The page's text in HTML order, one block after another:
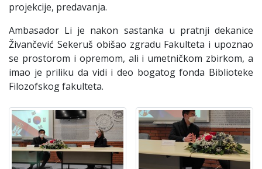
projekcije, predavanja.
Ambasador Li je nakon sastanka u pratnji dekanice
Živančević Sekeruš obišao zgradu Fakulteta i upoznao
se prostorom i opremom, ali i umetničkom zbirkom, a
imao je priliku da vidi i deo bogatog fonda Biblioteke
Filozofskog fakulteta.